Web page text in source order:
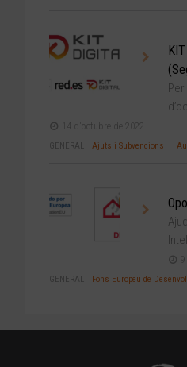
14 d'octubre de 2022
GENERAL Ajuts i Subvencions
GENERAL Fons Europeu de